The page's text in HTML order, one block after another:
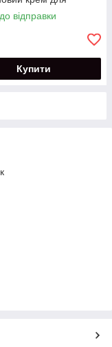
50 мл
відправки
Купити